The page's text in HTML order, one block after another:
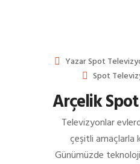
YazarSpot
Spot
Arçelik
Televizyonlar
çeşitli amaçlarla
Günümüzde